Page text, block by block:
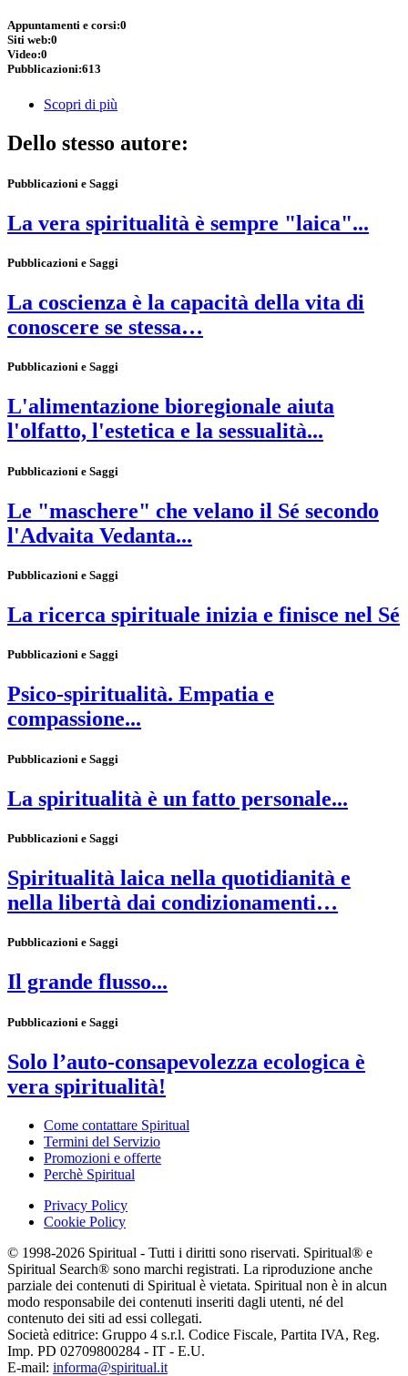
Appuntamenti e corsi:0
Siti web:0
Video:0
Pubblicazioni:613
Scopri di più
Dello stesso autore:
Pubblicazioni e Saggi
La vera spiritualità è sempre "laica"...
Pubblicazioni e Saggi
La coscienza è la capacità della vita di
conoscere se stessa…
Pubblicazioni e Saggi
L'alimentazione bioregionale aiuta
l'olfatto, l'estetica e la sessualità...
Pubblicazioni e Saggi
Le "maschere" che velano il Sé secondo
l'Advaita Vedanta...
Pubblicazioni e Saggi
La ricerca spirituale inizia e finisce nel Sé
Pubblicazioni e Saggi
Psico-spiritualità. Empatia e
compassione...
Pubblicazioni e Saggi
La spiritualità è un fatto personale...
Pubblicazioni e Saggi
Spiritualità laica nella quotidianità e
nella libertà dai condizionamenti…
Pubblicazioni e Saggi
Il grande flusso...
Pubblicazioni e Saggi
Solo l’auto-consapevolezza ecologica è
vera spiritualità!
Come contattare Spiritual
Termini del Servizio
Promozioni e offerte
Perchè Spiritual
Privacy Policy
Cookie Policy
© 1998-2026 Spiritual - Tutti i diritti sono riservati. Spiritual® e
Spiritual Search® sono marchi registrati. La riproduzione anche
parziale dei contenuti di Spiritual è vietata. Spiritual non è in alcun
modo responsabile dei contenuti inseriti dagli utenti, né del
contenuto dei siti ad essi collegati.
Società editrice: Gruppo 4 s.r.l. Codice Fiscale, Partita IVA, Reg.
Imp. PD 02709800284 - IT - E.U.
E-mail: informa@spiritual.it